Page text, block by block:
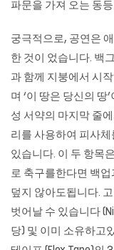
파문을 가져 오는 동
궁극적으로, 공연은
한 것이 었습니다. 백
과 함께 지붕에서 시작
며 ‘이 땅은 당신의 땅
성 서약의 마지막 줄
리를 사용하여 피사
있습니다. 이 두 항목
로 축구를한다면 백
덮지 않아도됩니다.
벗어날 수 있습니다
당) 및 이미 소유하고